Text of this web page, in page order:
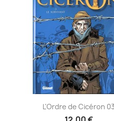
Aperçu rapide
L'Ordre de Cicéron 03